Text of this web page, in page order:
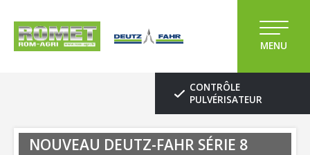
MENU
CONTRÔLE
PULVÉRISATEUR
NOUVEAU DEUTZ-FAHR SÉRIE 8